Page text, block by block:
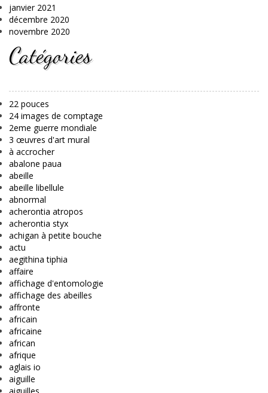
janvier 2021
décembre 2020
novembre 2020
Catégories
22 pouces
24 images de comptage
2eme guerre mondiale
3 œuvres d'art mural
à accrocher
abalone paua
abeille
abeille libellule
abnormal
acherontia atropos
acherontia styx
achigan à petite bouche
actu
aegithina tiphia
affaire
affichage d'entomologie
affichage des abeilles
affronte
africain
africaine
african
afrique
aglais io
aiguille
aiguilles